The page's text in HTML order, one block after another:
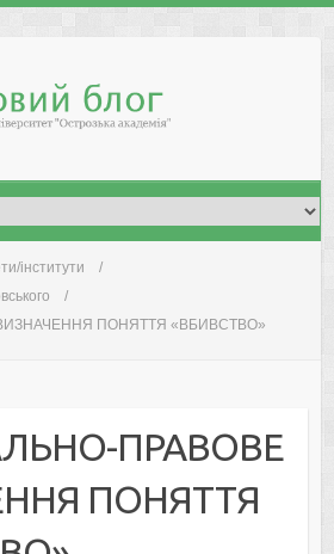
інститути
ПОНЯТТЯ «ВБИВСТВО»
ПРАВОВЕ
ПОНЯТТЯ